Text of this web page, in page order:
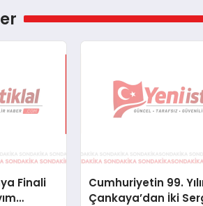
Finali
Cumhuriyetin 99.
Çankaya’dan İki